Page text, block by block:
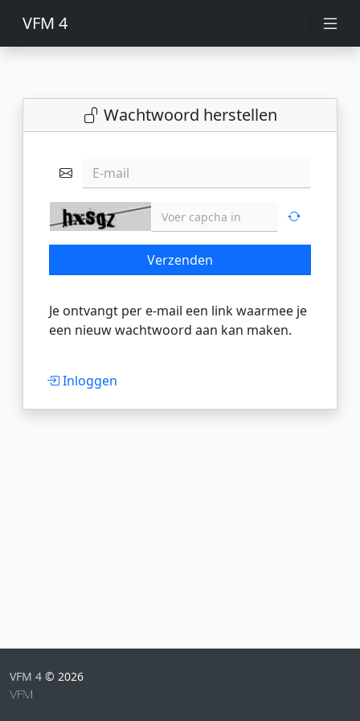
VFM 4
Wachtwoord herstellen
E-mail
Verzenden
Je ontvangt per e-mail een link waarmee je
een nieuw wachtwoord aan kan maken.
Inloggen
VFM 4 © 2026